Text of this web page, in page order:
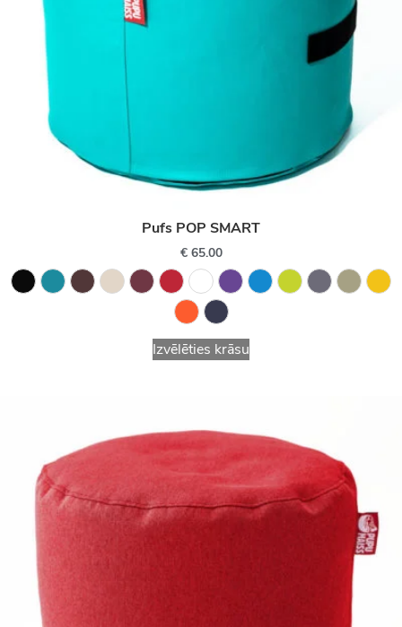
Pufs POP SMART
€65.00
Izvēlēties krāsu